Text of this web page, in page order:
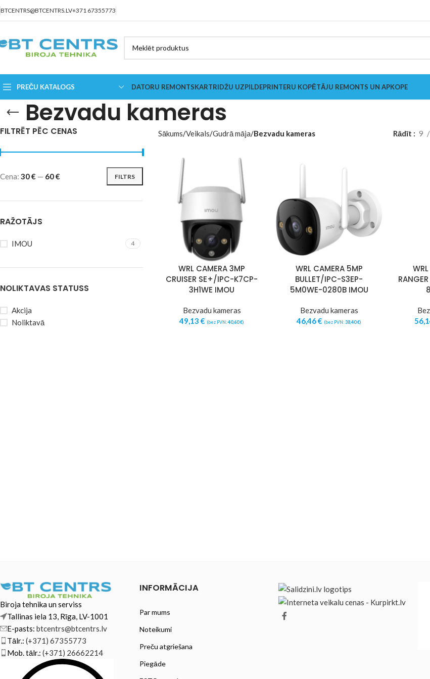
BTCENTRS@BTCENTRS.LV+371 67355773
PREČU KATALOGS DATORU REMONTSKARTRIDŽU UZPILDEPRINTERU KOPĒTĀJU REMONTS UN APKOPE
Bezvadu kameras
FILTRĒT PĒC CENAS
FILTRS
Cena: 30 € — 60 €
RAŽOTĀJS
IMOU 4
NOLIKTAVAS STATUSS
Akcija
Noliktavā
Sākums Veikals Gudrā māja Bezvadu kameras Rādīt 9
WRL CAMERA 3MP
CRUISER SE+/IPC-K7CP-
3H1WE IMOU
Bezvadu kameras
49,13€ (bez PVN:40,60€)
WRL CAMERA 5MP
BULLET/IPC-S3EP-
5M0WE-0280B IMOU
Bezvadu kameras
46,46€ (bez PVN:38,40€)
Biroja tehnika un serviss
Tallinas iela 13, Rīga, LV-1001
E-pasts: btcentrs@btcentrs.lv
Tālr.: (+371) 67355773
Mob. tālr.: (+371) 26662214
INFORMĀCIJA
Par mums
Noteikumi
Preču atgriešana
Piegāde